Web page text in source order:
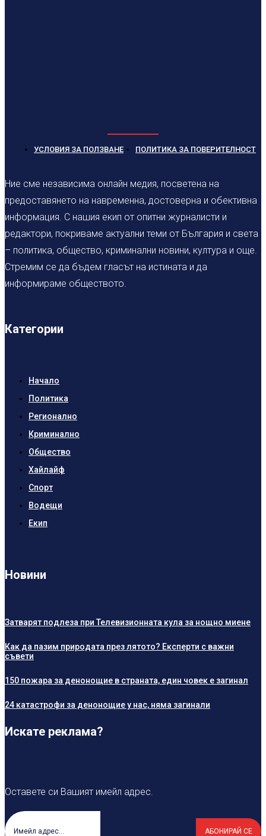
УСЛОВИЯ ЗА ПОЛЗВАНЕ ПОЛИТИКА ЗА ПОВЕРИТЕЛНОСТ
Ние сме независима онлайн медия, посветена на
предоставянето на навременна, достоверна и обективна
информация. С нашия екип от опитни журналисти и
редактори, покриваме актуални теми от България и света
– политика, общество, криминални новини, култура и още.
Стремим се да бъдем гласът на истината и да
информираме обществото.
Категории
Начало
Политика
Регионално
Криминално
Общество
Хайлайф
Спорт
Водещи
Екип
Новини
Затварят подлеза при Телевизионната кула за нощно миене
Как да пазим природата през лятото? Експерти с важни
съвети
150 пожара за денонощие в страната, един човек е загинал
24 катастрофи за денонощие у нас, няма загинали
Искате реклама?
Оставете си Вашият имейл адрес.
АБОНИРАЙ СЕ